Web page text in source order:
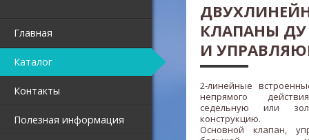
Главная
Каталог
Контакты
Полезная информация
КЛАПАНЫ
И
2-линейные
непрямого
седельную или
конструкцию.
Основной клапан,